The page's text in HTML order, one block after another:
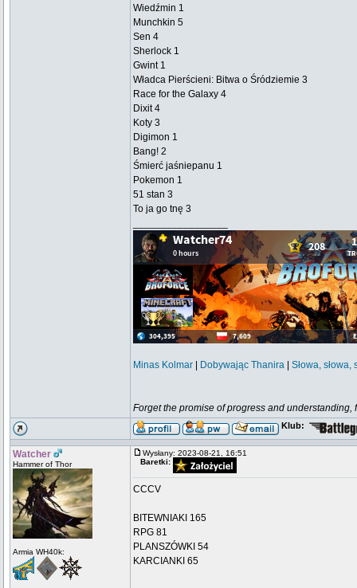
Wiedźmin 1
Munchkin 5
Sen 4
Sherlock 1
Gwint 1
Władca Pierścieni: Bitwa o Śródziemie 3
Race for the Galaxy 4
Dixit 4
Koty 3
Digimon 1
Bang! 2
Śmierć jaśniepanu 1
Pokemon 1
51 stan 3
To ja go tnę 3
Minas Kolmar Dobywając Thanira Słowa, słowa,
Forget the promise of progress and
Klub:
Watcher
Hammer of Thor
Armia WH40k:
Wysłany: 2023-08-21, 16:51
Baretki:
CCCV
BITEWNIAKI 165
RPG 81
PLANSZÓWKI 54
KARCIANKI 65